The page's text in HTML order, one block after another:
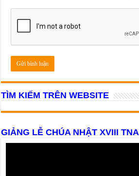
TÌM KIẾM TRÊN WEBSITE
GIẢNG LỄ CHÚA NHẬT XVIII TNA